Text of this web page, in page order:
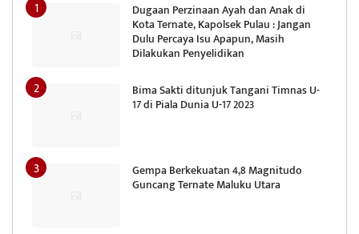
Dugaan Perzinaan Ayah dan Anak di
Kota Ternate, Kapolsek Pulau : Jangan
Dulu Percaya Isu Apapun, Masih
Dilakukan Penyelidikan
Bima Sakti ditunjuk Tangani Timnas U-
17 di Piala Dunia U-17 2023
Gempa Berkekuatan 4,8 Magnitudo
Guncang Ternate Maluku Utara